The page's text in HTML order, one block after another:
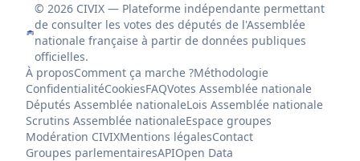
© 2026 CIVIX — Plateforme indépendante permettant
de consulter les votes des députés de l'Assemblée
nationale française à partir de données publiques
officielles.
À proposComment ça marche ?Méthodologie
ConfidentialitéCookiesFAQVotes Assemblée nationale
Députés Assemblée nationaleLois Assemblée nationale
Scrutins Assemblée nationaleEspace groupes
Modération CIVIXMentions légalesContact
Groupes parlementairesAPIOpen Data